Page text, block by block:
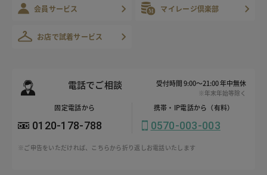
会員サービス マイレージ倶楽部
お店で試着サービス
電話でご相談 受付時間 9:00～21:00 年中無休
※年末年始等除く
固定電話から
0120-178-788
携帯・IP電話から（有料）
0570-003-003
※ご申告をいただければ、こちらから折り返しお電話いたします